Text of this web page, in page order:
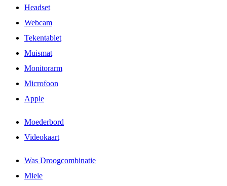
Headset
Webcam
Tekentablet
Muismat
Monitorarm
Microfoon
Apple
Moederbord
Videokaart
Was Droogcombinatie
Miele